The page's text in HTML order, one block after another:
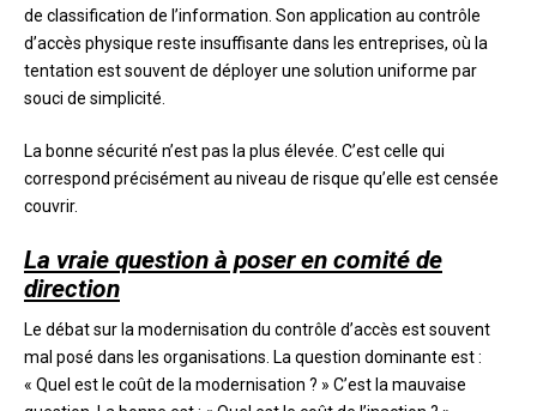
de classification de l’information. Son application au contrôle
d’accès physique reste insuffisante dans les entreprises, où la
tentation est souvent de déployer une solution uniforme par
souci de simplicité.
La bonne sécurité n’est pas la plus élevée. C’est celle qui
correspond précisément au niveau de risque qu’elle est censée
couvrir.
La vraie question à poser en comité de
direction
Le débat sur la modernisation du contrôle d’accès est souvent
mal posé dans les organisations. La question dominante est :
« Quel est le coût de la modernisation ? » C’est la mauvaise